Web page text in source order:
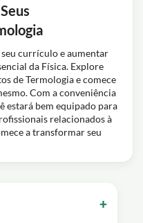
currículo e aumentar
da Física. Explore
de Termologia e comece
Com a conveniência
estará bem equipado para
relacionados à
a transformar seu